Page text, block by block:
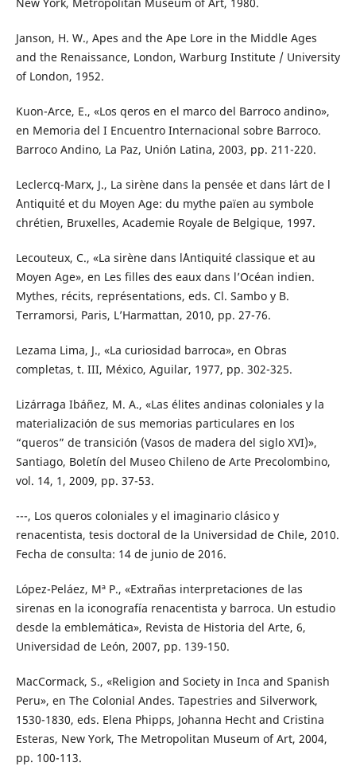
Janson, H. W., Apes and the Ape Lore in the Middle Ages
and the Renaissance, London, Warburg Institute / University
of London, 1952.
Kuon-Arce, E., «Los qeros en el marco del Barroco andino»,
en Memoria del I Encuentro Internacional sobre Barroco.
Barroco Andino, La Paz, Unión Latina, 2003, pp. 211-220.
Leclercq-Marx, J., La sirène dans la pensée et dans l´art de l
´Antiquité et du Moyen Age: du mythe païen au symbole
chrétien, Bruxelles, Academie Royale de Belgique, 1997.
Lecouteux, C., «La sirène dans l´Antiquité classique et au
Moyen Age», en Les filles des eaux dans l’Océan indien.
Mythes, récits, représentations, eds. Cl. Sambo y B.
Terramorsi, Paris, L’Harmattan, 2010, pp. 27-76.
Lezama Lima, J., «La curiosidad barroca», en Obras
completas, t. III, México, Aguilar, 1977, pp. 302-325.
Lizárraga Ibáñez, M. A., «Las élites andinas coloniales y la
materialización de sus memorias particulares en los
“queros” de transición (Vasos de madera del siglo XVI)»,
Santiago, Boletín del Museo Chileno de Arte Precolombino,
vol. 14, 1, 2009, pp. 37-53.
---, Los queros coloniales y el imaginario clásico y
renacentista, tesis doctoral de la Universidad de Chile, 2010.
Fecha de consulta: 14 de junio de 2016.
López-Peláez, Mª P., «Extrañas interpretaciones de las
sirenas en la iconografía renacentista y barroca. Un estudio
desde la emblemática», Revista de Historia del Arte, 6,
Universidad de León, 2007, pp. 139-150.
MacCormack, S., «Religion and Society in Inca and Spanish
Peru», en The Colonial Andes. Tapestries and Silverwork,
1530-1830, eds. Elena Phipps, Johanna Hecht and Cristina
Esteras, New York, The Metropolitan Museum of Art, 2004,
pp. 100-113.